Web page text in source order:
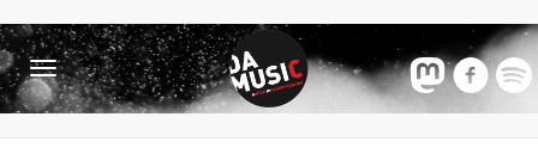
Toggle
navigation